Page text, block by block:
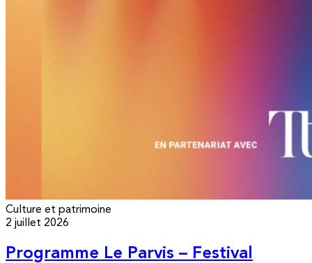
Culture et patrimoine
2 juillet 2026
Programme Le Parvis – Festival